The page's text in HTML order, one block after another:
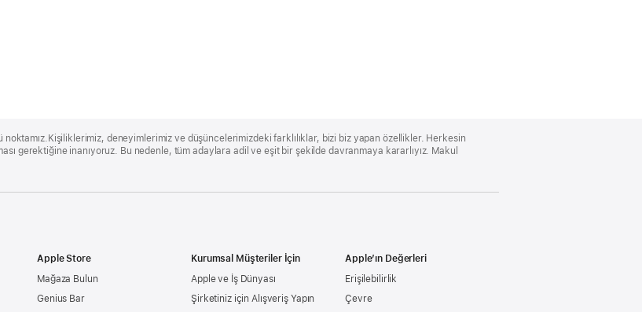
noktamız.Kişiliklerimiz, deneyimlerimiz ve düşüncelerimizdeki farklılıklar, bizi biz yapan özellikler. Herkesin
gerektiğine inanıyoruz. Bu nedenle, tüm adaylara adil ve eşit bir şekilde davranmaya kararlıyız. Makul
Apple Store
Mağaza Bulun
Genius Bar
Kurumsal Müşteriler İçin
Apple ve İş Dünyası
Şirketiniz için Alışveriş Yapın
Apple’ın Değerleri
Erişilebilirlik
Çevre